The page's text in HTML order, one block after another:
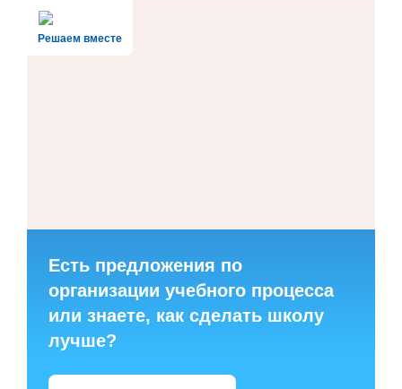
Решаем вместе
Есть предложения по
организации учебного процесса
или знаете, как сделать школу
лучше?